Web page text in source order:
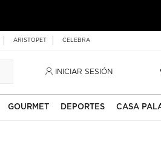
ARISTOPET CELEBRA
INICIAR SESIÓN
GOURMET DEPORTES CASA